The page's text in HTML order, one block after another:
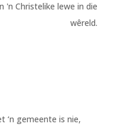
'n Christelike lewe in die
wêreld.
‘n gemeente is nie,